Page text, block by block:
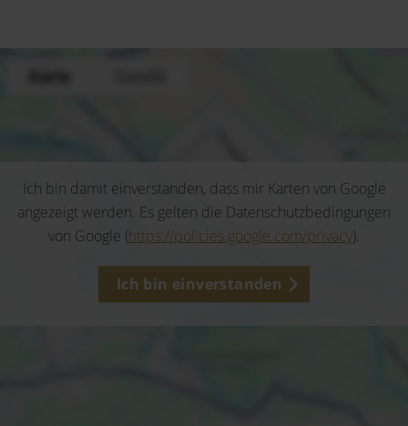
Ich bin damit einverstanden, dass mir Karten von Google
angezeigt werden. Es gelten die Datenschutzbedingungen
von Google (https://policies.google.com/privacy).
Ich bin einverstanden